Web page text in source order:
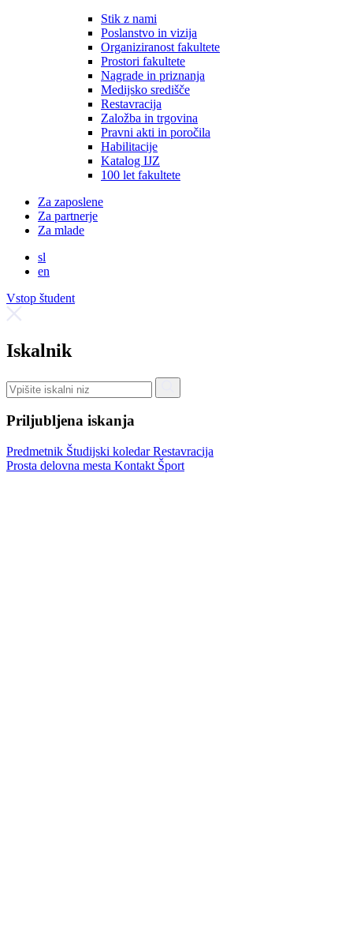
Stik z nami
Poslanstvo in vizija
Organiziranost fakultete
Prostori fakultete
Nagrade in priznanja
Medijsko središče
Restavracija
Založba in trgovina
Pravni akti in poročila
Habilitacije
Katalog IJZ
100 let fakultete
Za zaposlene
Za partnerje
Za mlade
sl
en
Vstop študent
Iskalnik
Priljubljena iskanja
Predmetnik Študijski koledarRestavracija
Prosta delovna mesta Kontakt Šport